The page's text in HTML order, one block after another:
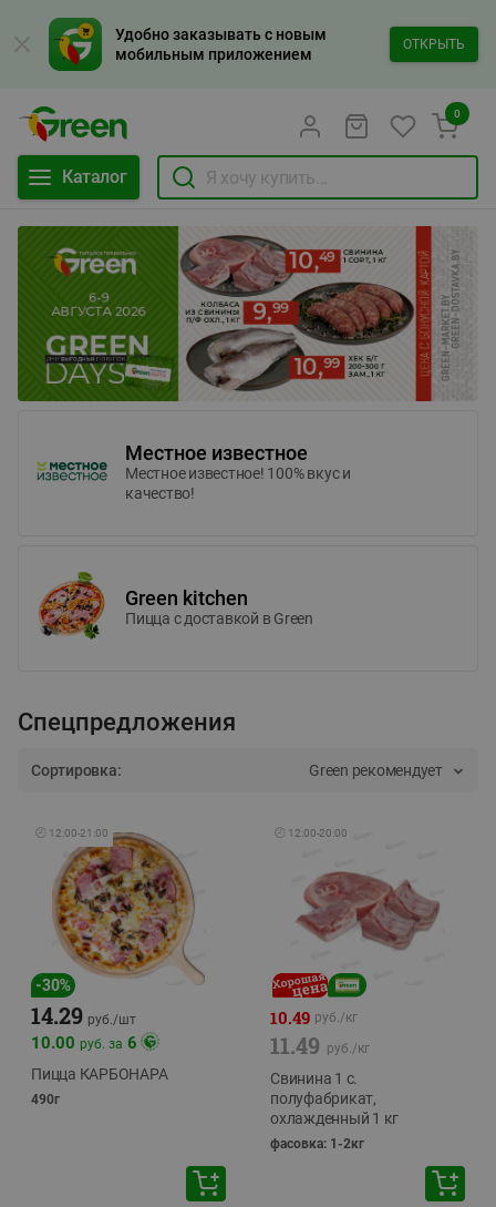
Удобно заказывать с новым
мобильным приложением
ОТКРЫТЬ
Каталог
0
Местное известное
Местное известное! 100% вкус и
качество!
Green kitchen
Пицца c доставкой в Green
Спецпредложения
Сортировка: Green рекомендует
🕘 12:00-21:00
-30%
14.29 руб./шт
10.00 руб. за 6
Пицца КАРБОНАРА
490г
🕘 12:00-20:00
10.49 руб./кг
11.49 руб./кг
Свинина 1 с.
полуфабрикат,
охлажденный 1 кг
фасовка: 1-2кг